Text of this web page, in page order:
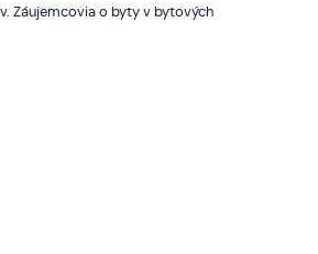
Záujemcovia o byty v bytových